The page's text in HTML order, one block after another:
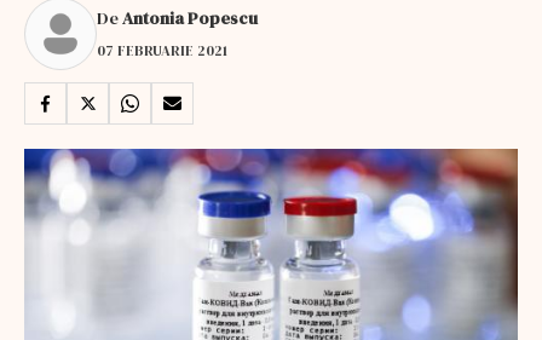
DeAntonia Popescu
07 FEBRUARIE 2021